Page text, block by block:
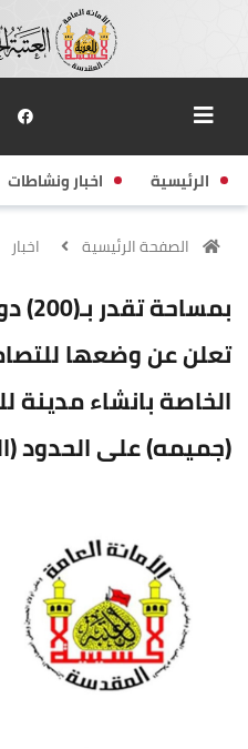
الرئيسية اخبار ونشاطات
الصفحة الرئيسية اخبار
تعلن عن وضعها
الخاصة بانشاء مدينة
(جميمه) على الحدود